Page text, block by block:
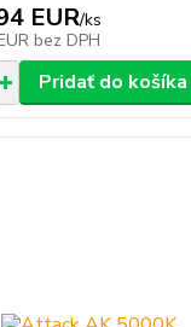
EUR/ks
bez DPH
Pridať do košíka